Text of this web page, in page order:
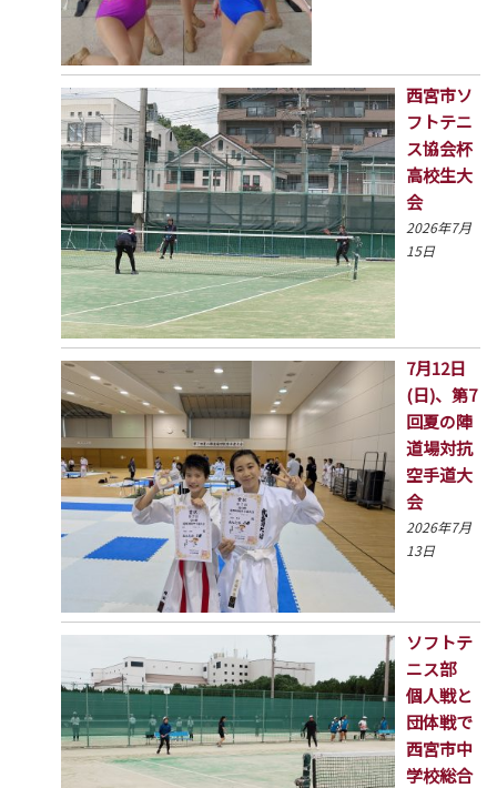
西宮市ソ
フトテニ
ス協会杯
高校生大
会
2026年7月
15日
7月12日
(日)、第7
回夏の陣
道場対抗
空手道大
会
2026年7月
13日
ソフトテ
ニス部
個人戦と
団体戦で
西宮市中
学校総合